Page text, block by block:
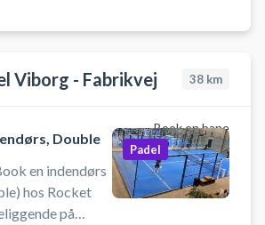
Viborg - Fabrikvej 38 km
Book en bane
Double
en indendørs
hos Rocket
på
Padel